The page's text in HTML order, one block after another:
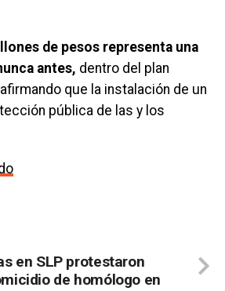
de pesos representa una
antes, dentro del plan
que la instalación de un
pública de las y los
en SLP protestaron
de homólogo en